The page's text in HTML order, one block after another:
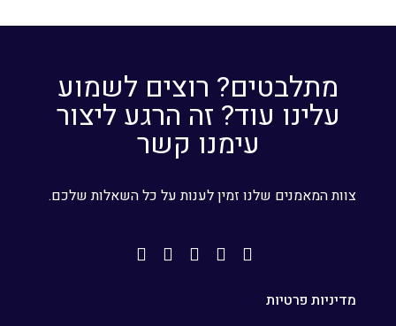
מתלבטים? רוצים לשמוע
עלינו עוד? זה הרגע ליצור
עימנו קשר
צוות המאמנים שלנו זמין לענות על כל השאלות שלכם.
מדיניות פרטיות